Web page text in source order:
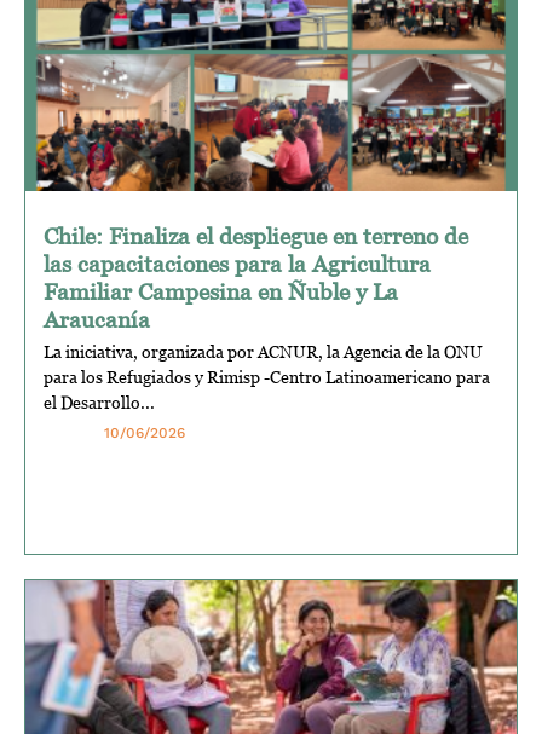
Chile: Finaliza el despliegue en terreno de
las capacitaciones para la Agricultura
Familiar Campesina en Ñuble y La
Araucanía
La iniciativa, organizada por ACNUR, la Agencia de la ONU
para los Refugiados y Rimisp -Centro Latinoamericano para
el Desarrollo...
10/06/2026